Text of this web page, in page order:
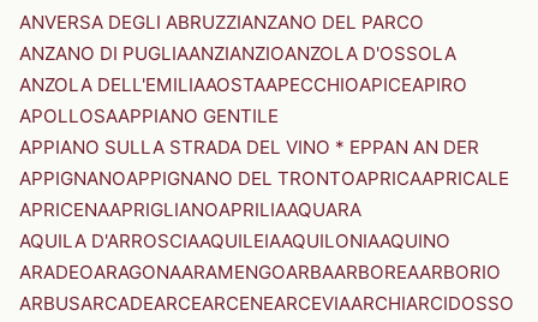
ANVERSA DEGLI ABRUZZIANZANO DEL PARCO
ANZANO DI PUGLIAANZIANZIOANZOLA D'OSSOLA
ANZOLA DELL'EMILIAAOSTAAPECCHIOAPICEAPIRO
APOLLOSAAPPIANO GENTILE
APPIANO SULLA STRADA DEL VINO * EPPAN AN DER
APPIGNANOAPPIGNANO DEL TRONTOAPRICAAPRICALE
APRICENAAPRIGLIANOAPRILIAAQUARA
AQUILA D'ARROSCIAAQUILEIAAQUILONIAAQUINO
ARADEOARAGONAARAMENGOARBAARBOREAARBORIO
ARBUSARCADEARCEARCENEARCEVIAARCHIARCIDOSSO